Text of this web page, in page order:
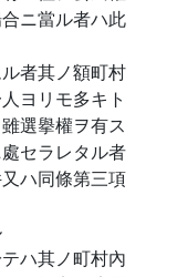
ニ當ル者ハ此
者其ノ額町村
ヨリモ多キト
選擧權ヲ有ス
セラレタル者
ハ同條第三項
ハ其ノ町村內